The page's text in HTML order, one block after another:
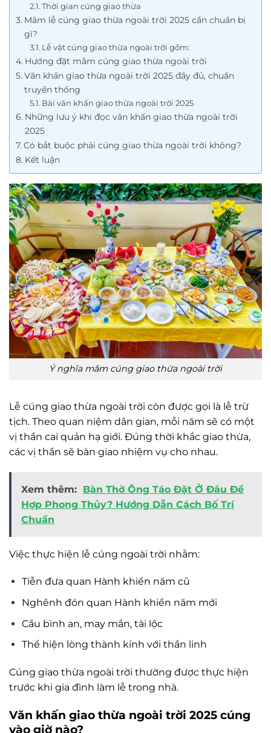
Thời gian cúng giao thừa
Mâm lễ cúng giao thừa ngoài trời 2025 cần chuẩn bị
gì?
Lễ vật cúng giao thừa ngoài trời gồm:
Hướng đặt mâm cúng giao thừa ngoài trời
Văn khấn giao thừa ngoài trời 2025 đầy đủ, chuẩn
truyền thống
Bài văn khấn giao thừa ngoài trời 2025
Những lưu ý khi đọc văn khấn giao thừa ngoài trời
2025
Có bắt buộc phải cúng giao thừa ngoài trời không?
Kết luận
Ý nghĩa mâm cúng giao thừa ngoài trời
Lễ cúng giao thừa ngoài trời còn được gọi là lễ trừ
tịch. Theo quan niệm dân gian, mỗi năm sẽ có một
vị thần cai quản hạ giới. Đúng thời khắc giao thừa,
các vị thần sẽ bàn giao nhiệm vụ cho nhau.
Xem thêm: Bàn Thờ Ông Táo Đặt Ở Đâu Để
Hợp Phong Thủy? Hướng Dẫn Cách Bố Trí
Chuẩn
Việc thực hiện lễ cúng ngoài trời nhằm:
Tiễn đưa quan Hành khiển năm cũ
Nghênh đón quan Hành khiển năm mới
Cầu bình an, may mắn, tài lộc
Thể hiện lòng thành kính với thần linh
Cúng giao thừa ngoài trời thường được thực hiện
trước khi gia đình làm lễ trong nhà.
Văn khấn giao thừa ngoài trời 2025 cúng
vào giờ nào?